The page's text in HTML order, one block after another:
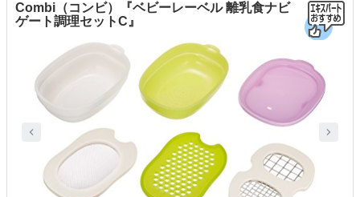
Combi（コンビ）『ベビーレーベル 離乳食ナビ
ゲート調理セットC』